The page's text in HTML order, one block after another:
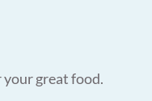
great food.